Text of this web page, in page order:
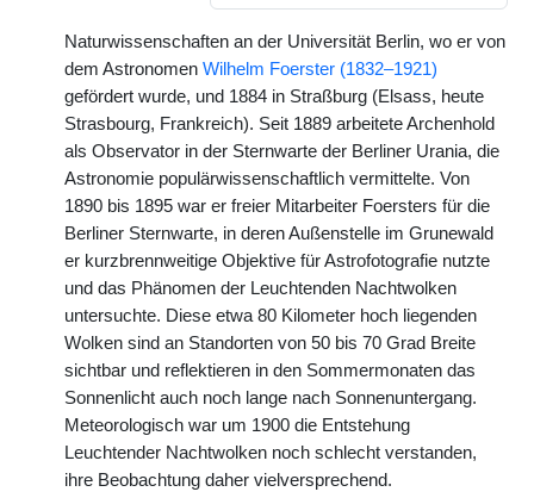
Naturwissenschaften an der Universität Berlin, wo er von
dem Astronomen Wilhelm Foerster (1832–1921)
gefördert wurde, und 1884 in Straßburg (Elsass, heute
Strasbourg, Frankreich). Seit 1889 arbeitete Archenhold
als Observator in der Sternwarte der Berliner Urania, die
Astronomie populärwissenschaftlich vermittelte. Von
1890 bis 1895 war er freier Mitarbeiter Foersters für die
Berliner Sternwarte, in deren Außenstelle im Grunewald
er kurzbrennweitige Objektive für Astrofotografie nutzte
und das Phänomen der Leuchtenden Nachtwolken
untersuchte. Diese etwa 80 Kilometer hoch liegenden
Wolken sind an Standorten von 50 bis 70 Grad Breite
sichtbar und reflektieren in den Sommermonaten das
Sonnenlicht auch noch lange nach Sonnenuntergang.
Meteorologisch war um 1900 die Entstehung
Leuchtender Nachtwolken noch schlecht verstanden,
ihre Beobachtung daher vielversprechend.